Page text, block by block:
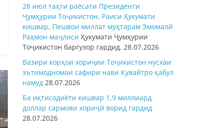
28 июл таҳти раёсати Президенти
Ҷумҳурии Тоҷикистон, Раиси Ҳукумати
кишвар, Пешвои миллат муҳтарам Эмомалӣ
Раҳмон маҷлиси Ҳукумати Ҷумҳурии
Тоҷикистон баргузор гардид. 28.07.2026
Вазири корҳои хориҷии Тоҷикистон нусхаи
эътимодномаи сафири нави Кувайтро қабул
намуд 28.07.2026
Ба иқтисодиёти кишвар 1,9 миллиард
доллар сармояи хориҷӣ ворид гардид
28.07.2026